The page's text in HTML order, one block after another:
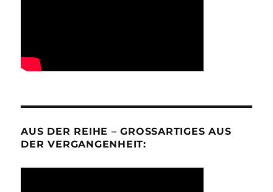
AUS DER REIHE – GROSSARTIGES AUS D
ER VERGANGENHEIT: